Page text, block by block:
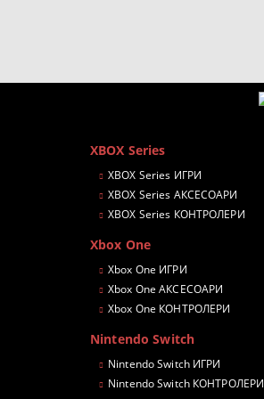
XBOX Series
XBOX Series ИГРИ
XBOX Series АКСЕСОАРИ
XBOX Series КОНТРОЛЕРИ
Xbox One
Xbox One ИГРИ
Xbox One АКСЕСОАРИ
Xbox One КОНТРОЛЕРИ
Nintendo Switch
Nintendo Switch ИГРИ
Nintendo Switch КОНТРОЛЕРИ